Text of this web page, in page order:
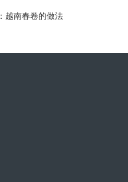
越南春卷的做法